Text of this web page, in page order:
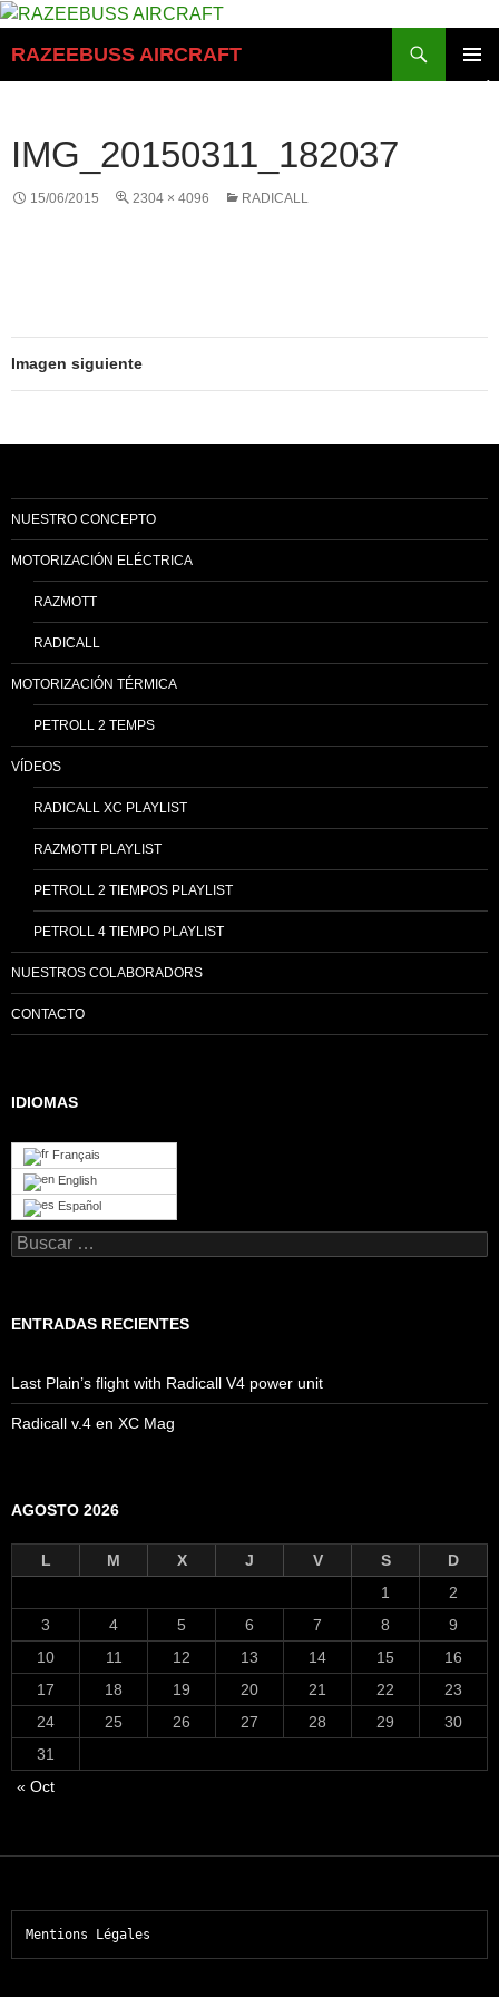
Saltar
contenido
RAZEEBUSS AIRCRAFT
IMG_20150311_182037
15/06/2015 2304 × 4096 RADICALL
Imagen siguiente
NUESTRO CONCEPTO
MOTORIZACIÓN ELÉCTRICA
RAZMOTT
RADICALL
MOTORIZACIÓN TÉRMICA
PETROLL 2 TEMPS
VÍDEOS
RADICALL XC PLAYLIST
RAZMOTT PLAYLIST
PETROLL 2 TIEMPOS PLAYLIST
PETROLL 4 TIEMPO PLAYLIST
NUESTROS COLABORADORS
CONTACTO
IDIOMAS
Français
English
Español
Buscar:
ENTRADAS RECIENTES
Last Plain’s flight with Radicall V4 power unit
Radicall v.4 en XC Mag
AGOSTO 2026
L M X J V S
D
1
2
3
4 5 6 7 8
9
10
11 12 13 14 15
16
17
18 19 20 21 22
23
24
25 26 27 28 29
30
31
« Oct
Mentions Légales